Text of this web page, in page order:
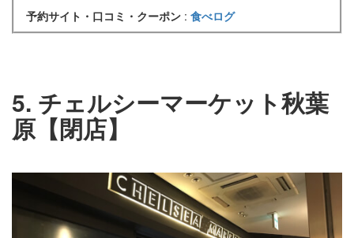
予約サイト・口コミ・クーポン : 食べログ
5. チェルシーマーケット秋葉
原【閉店】